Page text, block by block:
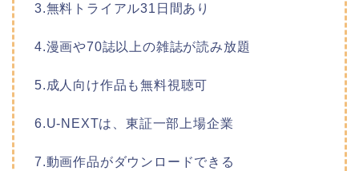
3.無料トライアル31日間あり
4.漫画や70誌以上の雑誌が読み放題
5.成人向け作品も無料視聴可
6.U-NEXTは、東証一部上場企業
7.動画作品がダウンロードできる